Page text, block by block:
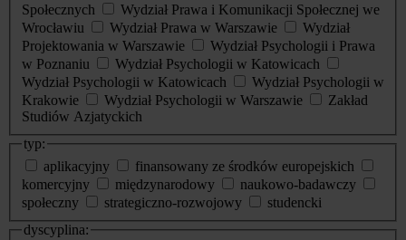
Społecznych
Wydział Prawa i Komunikacji Społecznej we
Wrocławiu
Wydział Prawa w Warszawie
Wydział
Projektowania w Warszawie
Wydział Psychologii i Prawa
w Poznaniu
Wydział Psychologii w Katowicach
Wydział Psychologii w Katowicach
Wydział Psychologii w
Krakowie
Wydział Psychologii w Warszawie
Zakład
Studiów Azjatyckich
typ:
aplikacyjny
finansowany ze środków europejskich
komercyjny
międzynarodowy
naukowo-badawczy
społeczny
strategiczno-rozwojowy
studencki
dyscyplina: